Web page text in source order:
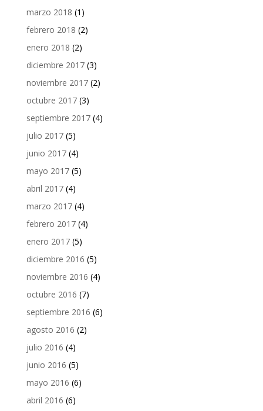
marzo 2018 (1)
febrero 2018 (2)
enero 2018 (2)
diciembre 2017(3)
noviembre 2017(2)
octubre 2017(3)
septiembre 2017(4)
julio 2017(5)
junio 2017(4)
mayo 2017(5)
abril 2017(4)
marzo 2017(4)
febrero 2017(4)
enero 2017(5)
diciembre 2016 (5)
noviembre 2016 (4)
octubre 2016 (7)
septiembre 2016 (6)
agosto 2016 (2)
julio 2016 (4)
junio 2016 (5)
mayo 2016 (6)
abril 2016 (6)